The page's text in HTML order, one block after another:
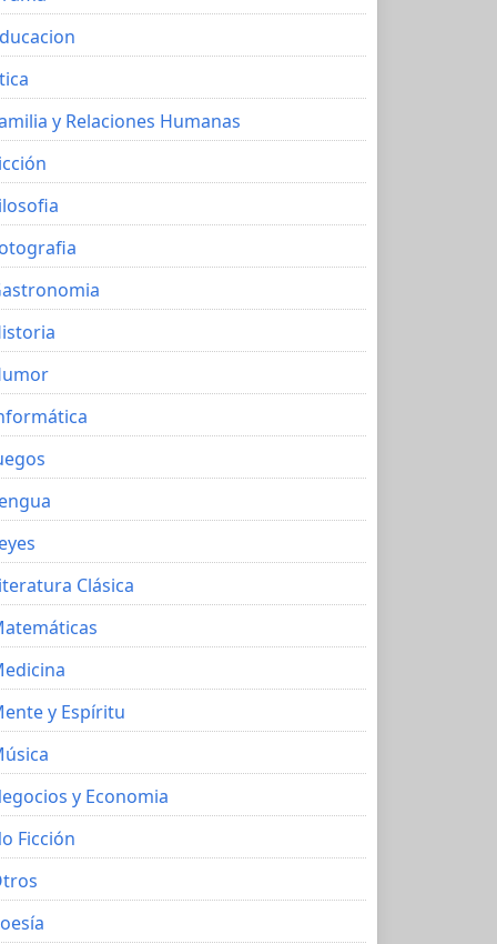
y Relaciones Humanas
Clásica
y Espíritu
y Economia
Ficción